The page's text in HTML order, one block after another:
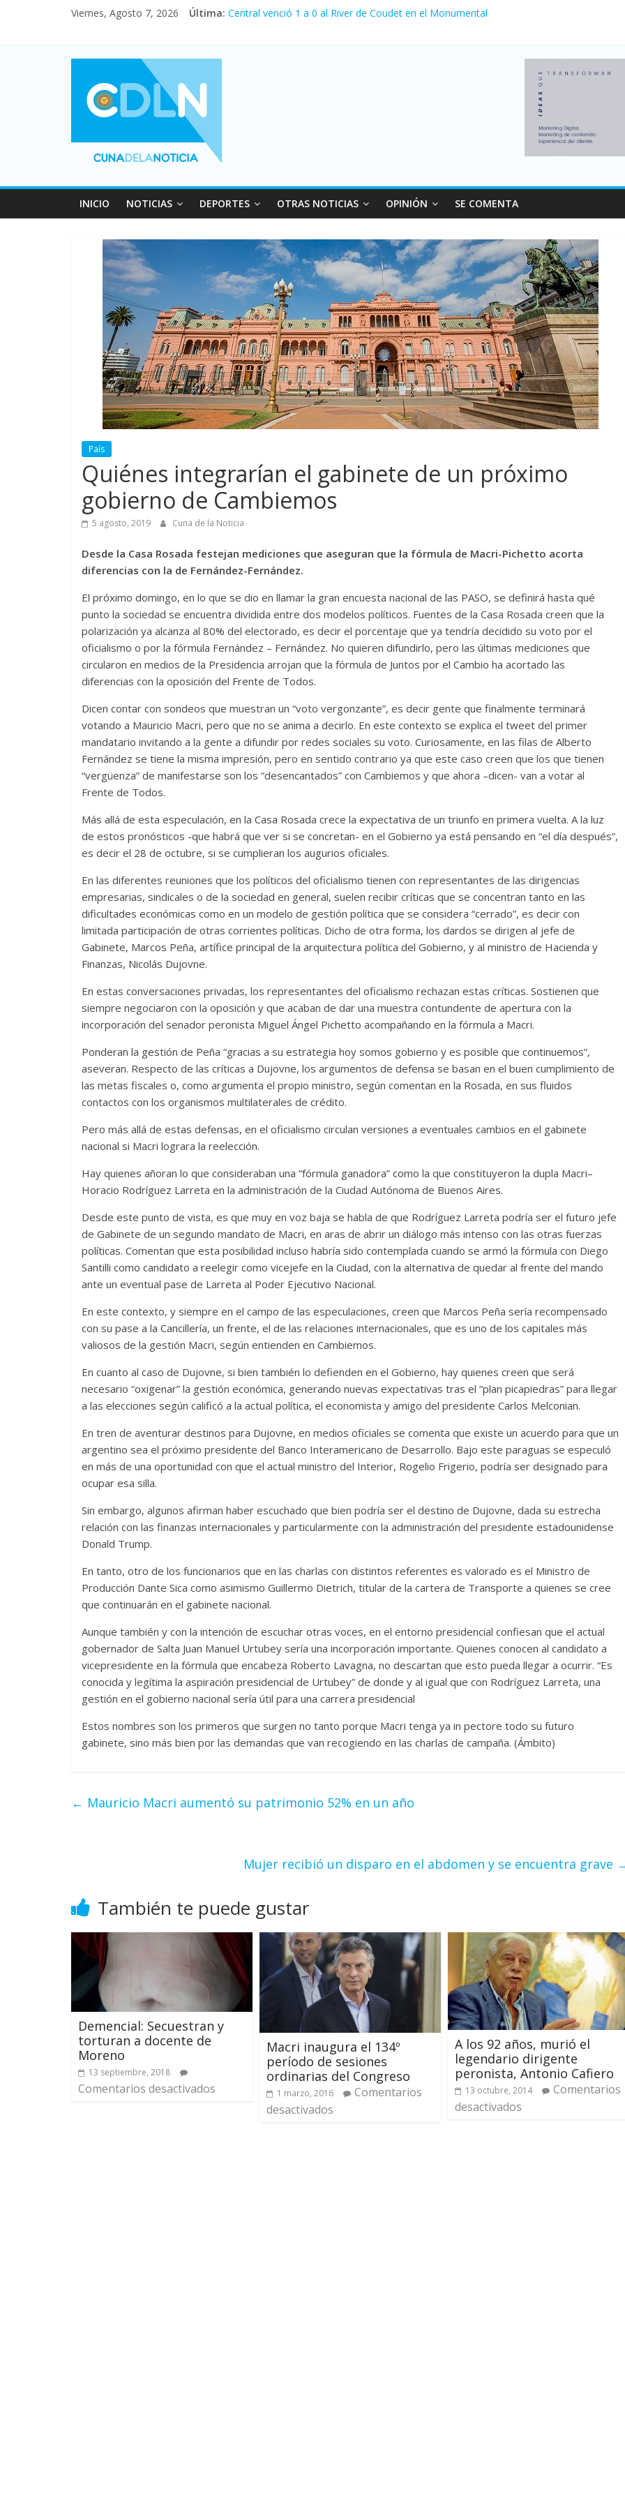
Viernes, Agosto 7, 2026 Última: Central venció 1 a 0 al River de Coudet en el Monumental
Vacaciones de invierno con más movimiento y consumo turístico: 4,6 millones de
Fuerte caída de la venta de autos usados en julio: bajó un 12,6% interanual
INICIO NOTICIAS DEPORTES OTRAS NOTICIAS OPINIÓN SE COMENTA
País
Quiénes integrarían el gabinete de un próximo
gobierno de Cambiemos
5 agosto, 2019 Cuna de la Noticia
Desde la Casa Rosada festejan mediciones que aseguran que la fórmula de Macri-Pichetto acorta
diferencias con la de Fernández-Fernández.
El próximo domingo, en lo que se dio en llamar la gran encuesta nacional de las PASO, se definirá hasta qué
punto la sociedad se encuentra dividida entre dos modelos políticos. Fuentes de la Casa Rosada creen que la
polarización ya alcanza al 80% del electorado, es decir el porcentaje que ya tendría decidido su voto por el
oficialismo o por la fórmula Fernández – Fernández. No quieren difundirlo, pero las últimas mediciones que
circularon en medios de la Presidencia arrojan que la fórmula de Juntos por el Cambio ha acortado las
diferencias con la oposición del Frente de Todos.
Dicen contar con sondeos que muestran un “voto vergonzante”, es decir gente que finalmente terminará
votando a Mauricio Macri, pero que no se anima a decirlo. En este contexto se explica el tweet del primer
mandatario invitando a la gente a difundir por redes sociales su voto. Curiosamente, en las filas de Alberto
Fernández se tiene la misma impresión, pero en sentido contrario ya que este caso creen que los que tienen
“vergüenza” de manifestarse son los “desencantados” con Cambiemos y que ahora –dicen- van a votar al
Frente de Todos.
Más allá de esta especulación, en la Casa Rosada crece la expectativa de un triunfo en primera vuelta. A la luz
de estos pronósticos -que habrá que ver si se concretan- en el Gobierno ya está pensando en “el día después”,
es decir el 28 de octubre, si se cumplieran los augurios oficiales.
En las diferentes reuniones que los políticos del oficialismo tienen con representantes de las dirigencias
empresarias, sindicales o de la sociedad en general, suelen recibir críticas que se concentran tanto en las
dificultades económicas como en un modelo de gestión política que se considera “cerrado”, es decir con
limitada participación de otras corrientes políticas. Dicho de otra forma, los dardos se dirigen al jefe de
Gabinete, Marcos Peña, artífice principal de la arquitectura política del Gobierno, y al ministro de Hacienda y
Finanzas, Nicolás Dujovne.
En estas conversaciones privadas, los representantes del oficialismo rechazan estas críticas. Sostienen que
siempre negociaron con la oposición y que acaban de dar una muestra contundente de apertura con la
incorporación del senador peronista Miguel Ángel Pichetto acompañando en la fórmula a Macri.
Ponderan la gestión de Peña “gracias a su estrategia hoy somos gobierno y es posible que continuemos”,
aseveran. Respecto de las críticas a Dujovne, los argumentos de defensa se basan en el buen cumplimiento de
las metas fiscales o, como argumenta el propio ministro, según comentan en la Rosada, en sus fluidos
contactos con los organismos multilaterales de crédito.
Pero más allá de estas defensas, en el oficialismo circulan versiones a eventuales cambios en el gabinete
nacional si Macri lograra la reelección.
Hay quienes añoran lo que consideraban una “fórmula ganadora” como la que constituyeron la dupla Macri–
Horacio Rodríguez Larreta en la administración de la Ciudad Autónoma de Buenos Aires.
Desde este punto de vista, es que muy en voz baja se habla de que Rodríguez Larreta podría ser el futuro jefe
de Gabinete de un segundo mandato de Macri, en aras de abrir un diálogo más intenso con las otras fuerzas
políticas. Comentan que esta posibilidad incluso habría sido contemplada cuando se armó la fórmula con Diego
Santilli como candidato a reelegir como vicejefe en la Ciudad, con la alternativa de quedar al frente del mando
ante un eventual pase de Larreta al Poder Ejecutivo Nacional.
En este contexto, y siempre en el campo de las especulaciones, creen que Marcos Peña sería recompensado
con su pase a la Cancillería, un frente, el de las relaciones internacionales, que es uno de los capitales más
valiosos de la gestión Macri, según entienden en Cambiemos.
En cuanto al caso de Dujovne, si bien también lo defienden en el Gobierno, hay quienes creen que será
necesario “oxigenar” la gestión económica, generando nuevas expectativas tras el “plan picapiedras” para llegar
a las elecciones según calificó a la actual política, el economista y amigo del presidente Carlos Melconian.
En tren de aventurar destinos para Dujovne, en medios oficiales se comenta que existe un acuerdo para que un
argentino sea el próximo presidente del Banco Interamericano de Desarrollo. Bajo este paraguas se especuló
en más de una oportunidad con que el actual ministro del Interior, Rogelio Frigerio, podría ser designado para
ocupar esa silla.
Sin embargo, algunos afirman haber escuchado que bien podría ser el destino de Dujovne, dada su estrecha
relación con las finanzas internacionales y particularmente con la administración del presidente estadounidense
Donald Trump.
En tanto, otro de los funcionarios que en las charlas con distintos referentes es valorado es el Ministro de
Producción Dante Sica como asimismo Guillermo Dietrich, titular de la cartera de Transporte a quienes se cree
que continuarán en el gabinete nacional.
Aunque también y con la intención de escuchar otras voces, en el entorno presidencial confiesan que el actual
gobernador de Salta Juan Manuel Urtubey sería una incorporación importante. Quienes conocen al candidato a
vicepresidente en la fórmula que encabeza Roberto Lavagna, no descartan que esto pueda llegar a ocurrir. “Es
conocida y legítima la aspiración presidencial de Urtubey” de donde y al igual que con Rodríguez Larreta, una
gestión en el gobierno nacional sería útil para una carrera presidencial
Estos nombres son los primeros que surgen no tanto porque Macri tenga ya in pectore todo su futuro
gabinete, sino más bien por las demandas que van recogiendo en las charlas de campaña. (Ámbito)
← Mauricio Macri aumentó su patrimonio 52% en un año
Mujer recibió un disparo en el abdomen y se encuentra grave
También te puede gustar
Demencial: Secuestran y
torturan a docente de
Moreno
13 septiembre, 2018
Comentarios desactivados
Macri inaugura el 134º
período de sesiones
ordinarias del Congreso
1 marzo, 2016
Comentarios
desactivados
A los 92 años, murió el
legendario dirigente
peronista, Antonio Cafiero
13 octubre, 2014
Comentarios
desactivados